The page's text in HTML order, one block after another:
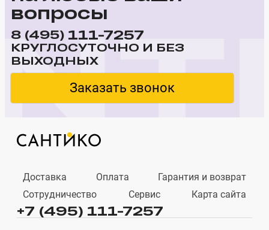
вопросы
8 (495) 111-7257
КРУГЛОСУТОЧНО И БЕЗ
ВЫХОДНЫХ
Заказать звонок
Доставка Оплата
Гарантия и возврат
Сотрудничество
Сервис Карта сайта
+7 (495) 111-7257